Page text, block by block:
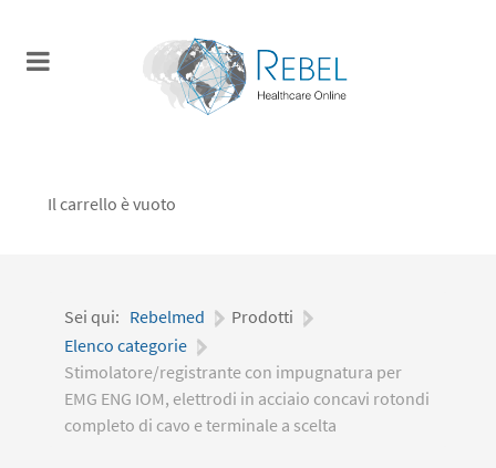
Il carrello è vuoto
Sei qui: Rebelmed | Prodotti |
Elenco categorie |
Stimolatore/registrante con impugnatura per
EMG ENG IOM, elettrodi in acciaio concavi rotondi
completo di cavo e terminale a scelta